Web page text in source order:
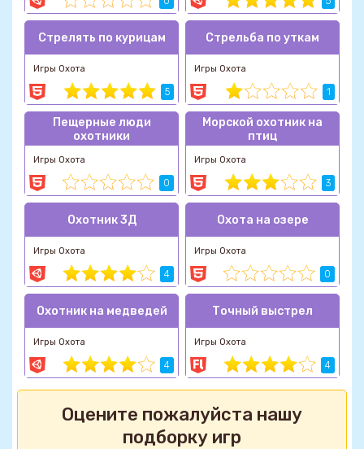
Стрелять по курицам
Игры Охота
5
Стрельба по уткам
Игры Охота
1
Пещерные люди
охотники
Игры Охота
0
Морской охотник на
птиц
Игры Охота
3
Охотник 3Д
Игры Охота
4
Охота на озере
Игры Охота
0
Охотник на медведей
Игры Охота
4
Точный выстрел
Игры Охота
4
Оцените пожалуйста нашу
подборку игр